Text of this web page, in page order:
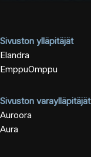
Sivuston ylläpitäjät
Elandra
EmppuOmppu
Sivuston varaylläpitäjät
Auroora
Aura